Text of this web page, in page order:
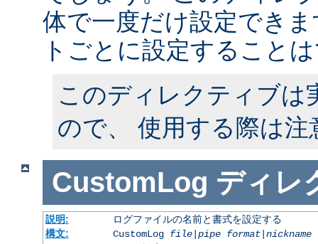
体で一度だけ設定でき
トごとに設定すること
このディレクティブは
ので、 使用する際は
CustomLog ディレ
説明:
ログファイルの名前と書式を設定する
構文:
CustomLog file|pipe format|nickname